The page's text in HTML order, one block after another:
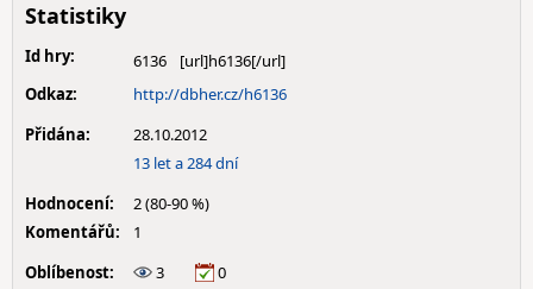
Statistiky
Id hry:
6136
Odkaz:
http://dbher.cz/h6136
Přidána:
28.10.2012
13 let a 284 dní
Hodnocení:
2 (80-90 %)
Komentářů:
1
Oblíbenost:
3
0